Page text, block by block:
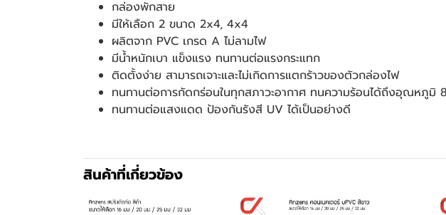
กล่องพักสาย
มีให้เลือก 2 ขนาด 2x4, 4x4
ผลิตจาก PVC เกรด A ไม่ลามไฟ
มีน้ำหนักเบา แข็งแรง ทนทานต่อแรงกระแทก
ติดตั้งง่าย สามารถเจาะและไม่เกิดการแตกร้าวของตัวกล่องไฟ
ทนทานต่อการกัดกร่อนในทุกสภาวะอากาศ ทนความร้อนได้ถึงอุณหภูมิ
ทนทานต่อแสงแดด ป้องกันรังสี UV ได้เป็นอย่างดี
สินค้าที่เกี่ยวข้อง